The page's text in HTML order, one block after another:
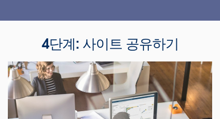
4단계: 사이트 공유하기